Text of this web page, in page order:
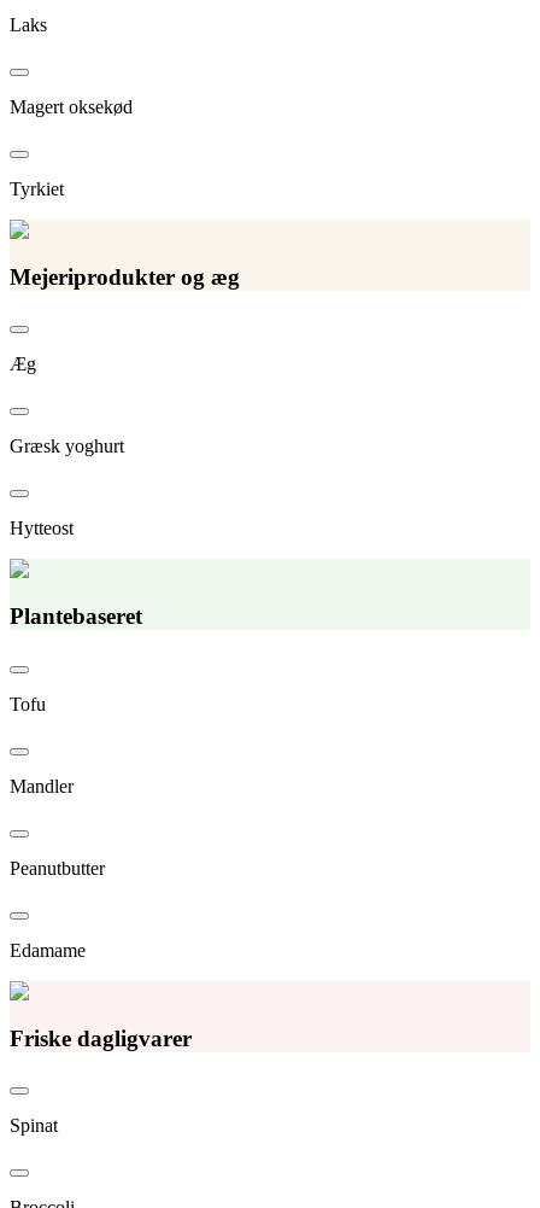
Laks
Magert oksekød
Tyrkiet
Mejeriprodukter og æg
Æg
Græsk yoghurt
Hytteost
Plantebaseret
Tofu
Mandler
Peanutbutter
Edamame
Friske dagligvarer
Spinat